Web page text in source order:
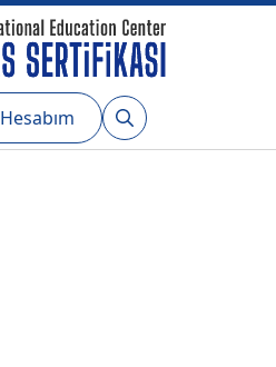
Hesabım
Search